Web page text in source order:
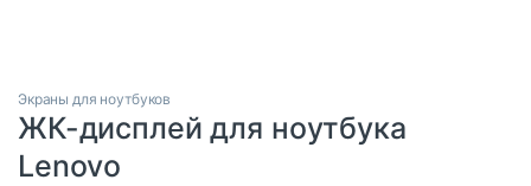
Экраны для ноутбуков
ЖК-дисплей для ноутбука
Lenovo